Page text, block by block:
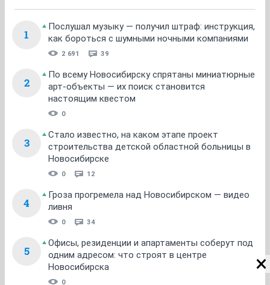
1
Послушал музыку — получил штраф: инструкция,
как бороться с шумными ночными компаниями
2 691 39
2
По всему Новосибирску спрятаны миниатюрные
арт-объекты — их поиск становится
настоящим квестом
0
3
Стало известно, на каком этапе проект
строительства детской областной больницы в
Новосибирске
0 12
4
Гроза прогремела над Новосибирском — видео
ливня
0 34
5
Офисы, резиденции и апартаменты соберут под
одним адресом: что строят в центре
Новосибирска
0